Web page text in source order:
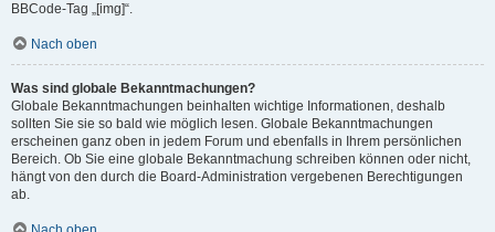
BBCode-Tag „[img]“.
Nach oben
Was sind globale Bekanntmachungen?
Globale Bekanntmachungen beinhalten wichtige Informationen, deshalb
sollten Sie sie so bald wie möglich lesen. Globale Bekanntmachungen
erscheinen ganz oben in jedem Forum und ebenfalls in Ihrem persönlichen
Bereich. Ob Sie eine globale Bekanntmachung schreiben können oder nicht,
hängt von den durch die Board-Administration vergebenen Berechtigungen
ab.